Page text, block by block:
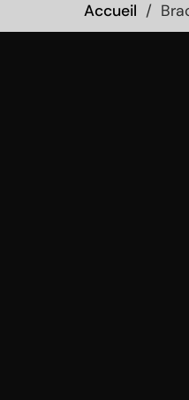
Accueil